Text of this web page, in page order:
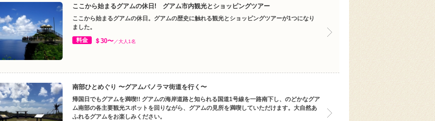
ここから始まるグアムの休日! グアム市内観光とショッピングツアー
ここから始まるグアムの休日。グアムの歴史に触れる観光とショッピングツアーが1つになり
ました。
料金
＄30〜／大人1名
南部ひとめぐり 〜グアムパノラマ街道を行く〜
帰国日でもグアムを満喫!! グアムの海岸道路と知られる国道1号線を一路南下し、のどかなグア
ム南部の各主要観光スポットを回りながら、グアムの見所を満喫していただけます。大自然あ
ふれるグアムをお楽しみください。